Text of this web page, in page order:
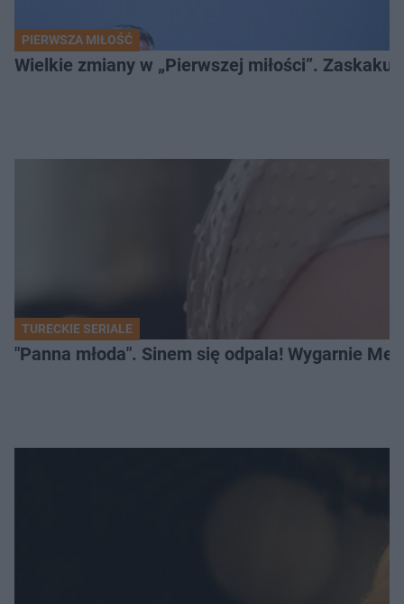
PIERWSZA MIŁOŚĆ
Wielkie zmiany w „Pierwszej miłości”.
TURECKIE SERIALE
"Panna młoda". Sinem się odpala! Wygarnie